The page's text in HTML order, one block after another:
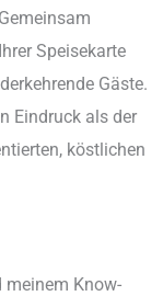
Speisekarte
Gäste.
Eindruck als der
köstlichen
Know-